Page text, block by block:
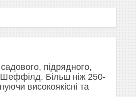
підрядного,
Шеффілд. Більш ніж 250-
високоякісні та